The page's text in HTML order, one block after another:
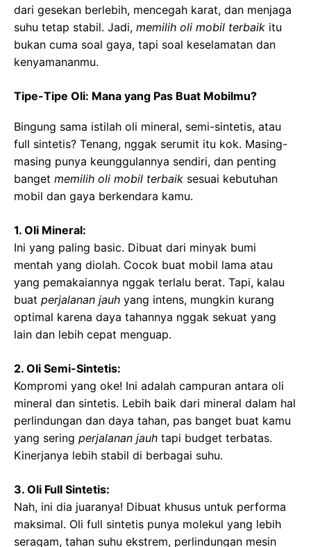
dari gesekan berlebih, mencegah karat, dan menjaga
suhu tetap stabil. Jadi, memilih oli mobil terbaik itu
bukan cuma soal gaya, tapi soal keselamatan dan
kenyamananmu.
Tipe-Tipe Oli: Mana yang Pas Buat Mobilmu?
Bingung sama istilah oli mineral, semi-sintetis, atau
full sintetis? Tenang, nggak serumit itu kok. Masing-
masing punya keunggulannya sendiri, dan penting
banget memilih oli mobil terbaik sesuai kebutuhan
mobil dan gaya berkendara kamu.
1. Oli Mineral:
Ini yang paling basic. Dibuat dari minyak bumi
mentah yang diolah. Cocok buat mobil lama atau
yang pemakaiannya nggak terlalu berat. Tapi, kalau
buat perjalanan jauh yang intens, mungkin kurang
optimal karena daya tahannya nggak sekuat yang
lain dan lebih cepat menguap.
2. Oli Semi-Sintetis:
Kompromi yang oke! Ini adalah campuran antara oli
mineral dan sintetis. Lebih baik dari mineral dalam hal
perlindungan dan daya tahan, pas banget buat kamu
yang sering perjalanan jauh tapi budget terbatas.
Kinerjanya lebih stabil di berbagai suhu.
3. Oli Full Sintetis:
Nah, ini dia juaranya! Dibuat khusus untuk performa
maksimal. Oli full sintetis punya molekul yang lebih
seragam, tahan suhu ekstrem, perlindungan mesin